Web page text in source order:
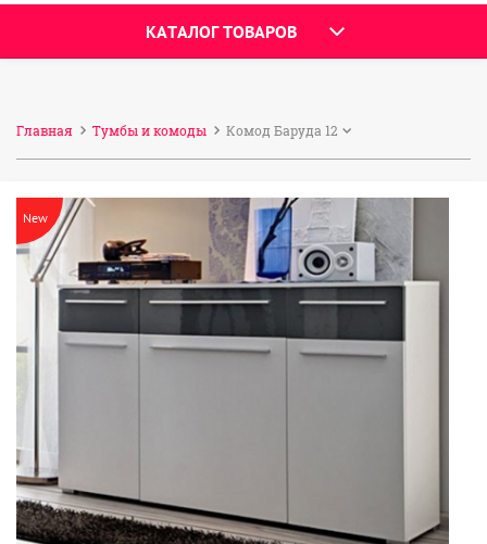
КАТАЛОГ ТОВАРОВ
Главная Тумбы и комоды Комод Баруда 12
New